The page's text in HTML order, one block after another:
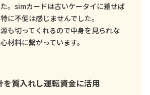
。simカードは古いケータイに差せば
に不便は感じませんでした。
も切ってくれるので中身を見られな
材料に繋がっています。
を質入れし運転資金に活用